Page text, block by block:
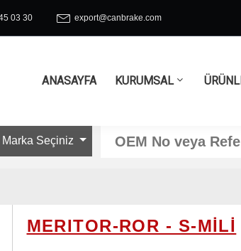
03 30 export@canbrake.com
ANASAYFA KURUMSAL
Marka Seçiniz
MERITOR-ROR - S-MİLİ